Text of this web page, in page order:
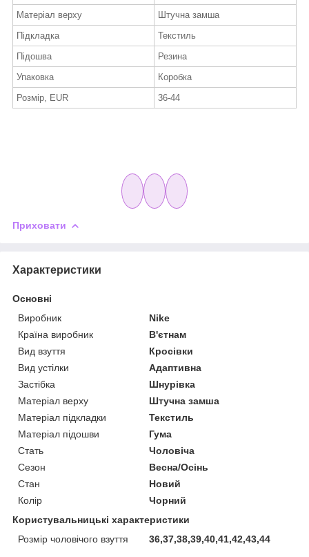
Матеріал верху
Штучна замша
Підкладка
Текстиль
Підошва
Резина
Упаковка
Коробка
Розмір, EUR
36-44
Приховати
Характеристики
Основні
Виробник
Nike
Країна виробник
В'єтнам
Вид взуття
Кросівки
Вид устілки
Адаптивна
Застібка
Шнурівка
Матеріал верху
Штучна замша
Матеріал підкладки
Текстиль
Матеріал підошви
Гума
Стать
Чоловіча
Сезон
Весна/Осінь
Стан
Новий
Колір
Чорний
Користувальницькі характеристики
Розмір чоловічого взуття
36,37,38,39,40,41,42,43,44